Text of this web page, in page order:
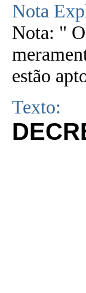
Nota
Nota: "
estão
Texto: